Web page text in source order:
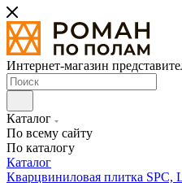
Интернет-магазин
Каталог
По всему сайту
По каталогу
Каталог
Кварцвиниловая плитка